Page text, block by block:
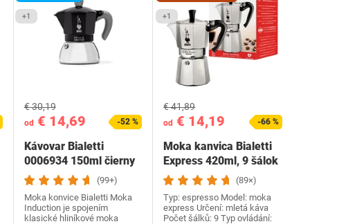
+1
od€ 14,69
€ 30,19
-52 %
Kávovar Bialetti
0006934 150ml čierny
(99+)
Moka konvice Bialetti Moka
Induction je spojením
klasické hliníkové moka
+1
od € 14,19
€ 41,89
-66 %
Moka kanvica Bialetti
Express 420ml, 9 šálok
(89×)
Typ: espresso Model: moka
express Určení: mletá káva
Počet šálků: 9 Typ ovládání: